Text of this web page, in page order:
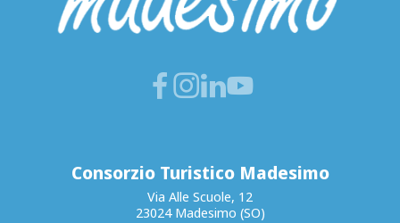
Consorzio Turistico Madesimo
Via Alle Scuole, 12
23024 Madesimo (SO)